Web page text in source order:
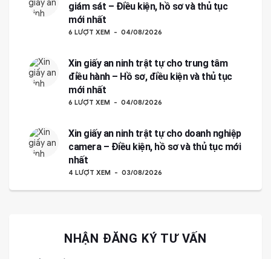
giám sát – Điều kiện, hồ sơ và thủ tục
mới nhất
6 LƯỢT XEM 04/08/2026
Xin giấy an ninh trật tự cho trung tâm
điều hành – Hồ sơ, điều kiện và thủ tục
mới nhất
6 LƯỢT XEM 04/08/2026
Xin giấy an ninh trật tự cho doanh nghiệp
camera – Điều kiện, hồ sơ và thủ tục mới
nhất
4 LƯỢT XEM 03/08/2026
NHẬN ĐĂNG KÝ TƯ VẤN